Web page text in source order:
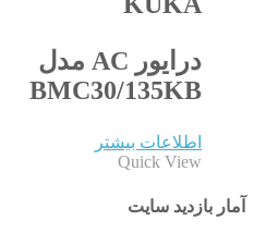
درایور AC مدل
BMC30/135KB
اطلاعات بیشتر
Quick View
آمار بازدید سایت